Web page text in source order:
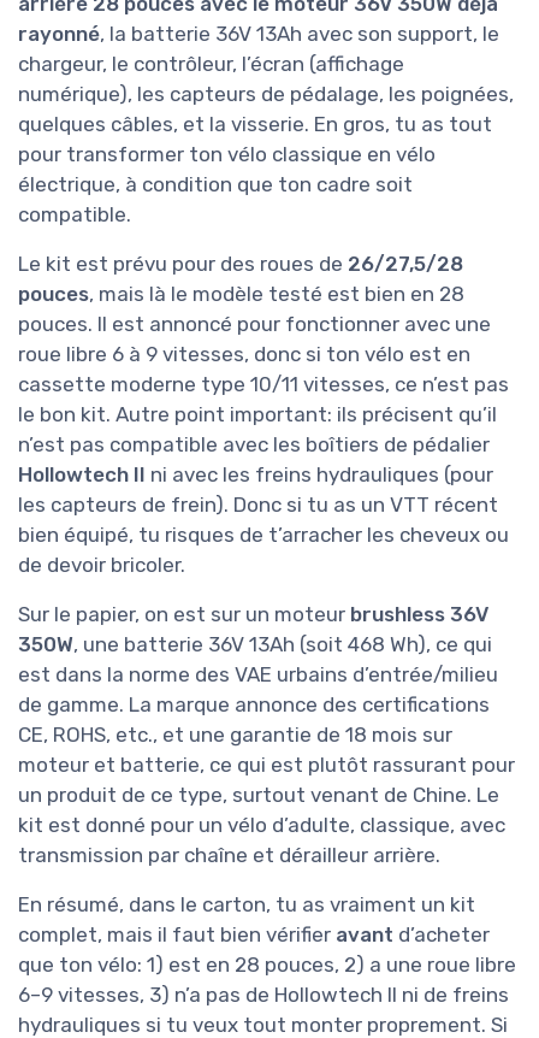
rayonné, la batterie 36V 13Ah avec son support, le
chargeur, le contrôleur, l’écran (affichage
numérique), les capteurs de pédalage, les poignées,
quelques câbles, et la visserie. En gros, tu as tout
pour transformer ton vélo classique en vélo
électrique, à condition que ton cadre soit
compatible.
Le kit est prévu pour des roues de 26/27,5/28
pouces, mais là le modèle testé est bien en 28
pouces. Il est annoncé pour fonctionner avec une
roue libre 6 à 9 vitesses, donc si ton vélo est en
cassette moderne type 10/11 vitesses, ce n’est pas
le bon kit. Autre point important: ils précisent qu’il
n’est pas compatible avec les boîtiers de pédalier
Hollowtech II ni avec les freins hydrauliques (pour
les capteurs de frein). Donc si tu as un VTT récent
bien équipé, tu risques de t’arracher les cheveux ou
de devoir bricoler.
Sur le papier, on est sur un moteur brushless 36V
350W, une batterie 36V 13Ah (soit 468 Wh), ce qui
est dans la norme des VAE urbains d’entrée/milieu
de gamme. La marque annonce des certifications
CE, ROHS, etc., et une garantie de 18 mois sur
moteur et batterie, ce qui est plutôt rassurant pour
un produit de ce type, surtout venant de Chine. Le
kit est donné pour un vélo d’adulte, classique, avec
transmission par chaîne et dérailleur arrière.
En résumé, dans le carton, tu as vraiment un kit
complet, mais il faut bien vérifier avant d’acheter
que ton vélo: 1) est en 28 pouces, 2) a une roue libre
6–9 vitesses, 3) n’a pas de Hollowtech II ni de freins
hydrauliques si tu veux tout monter proprement. Si